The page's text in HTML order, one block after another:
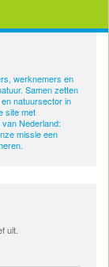
werknemers en
Samen zetten
natuursector in
site met
Nederland:
missie een
uit.